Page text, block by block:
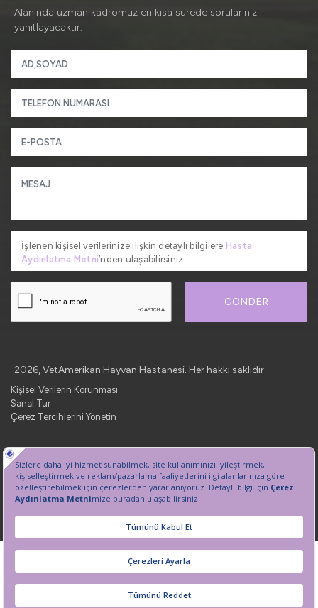
Alanında uzman kadromuz en kısa sürede sorularınızı
yanıtlayacaktır.
İşlenen kişisel verilerinize ilişkin detaylı bilgilere Hasta
Aydınlatma Metni’nden ulaşabilirsiniz.
GÖNDER
2026, VetAmerikan Hayvan Hastanesi. Her hakkı saklıdır.
Kişisel Verilerin Korunması
Sanal Tur
Çerez Tercihlerini Yönetin